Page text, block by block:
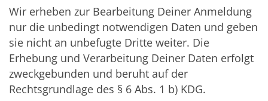
Wir erheben zur Bearbeitung Deiner Anmeldung
nur die unbedingt notwendigen Daten und geben
sie nicht an unbefugte Dritte weiter. Die
Erhebung und Verarbeitung Deiner Daten erfolgt
zweckgebunden und beruht auf der
Rechtsgrundlage des § 6 Abs. 1 b) KDG.